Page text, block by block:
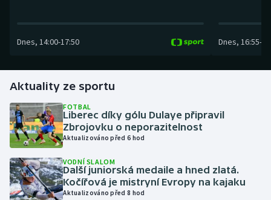
Curling
Dostihy
Florbal
Futsal
Dnes, 14:00-17:50 Dnes, 16:55-
Aktuality ze sportu
FOTBAL
Liberec díky gólu Dulaye připravil
Zbrojovku o neporazitelnost
Aktualizováno před 6 hod
VODNÍ SLALOM
Další juniorská medaile a hned zlatá.
Kočířová je mistryní Evropy na kajaku
Aktualizováno před 8 hod